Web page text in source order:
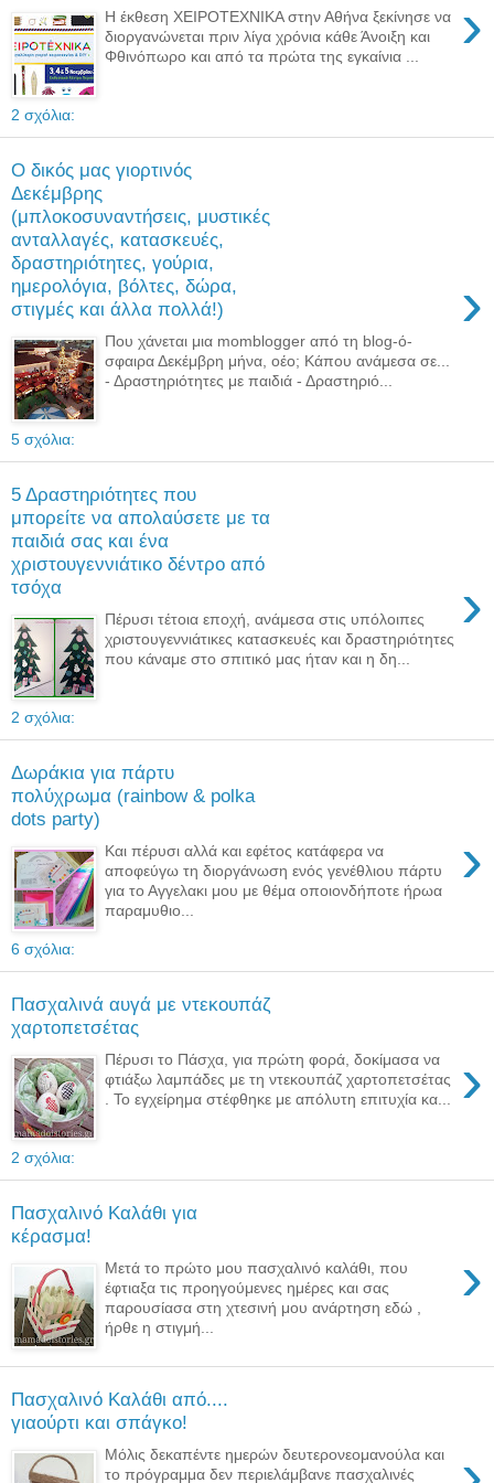
›
Η έκθεση ΧΕΙΡΟΤΕΧΝΙΚΑ στην Αθήνα ξεκίνησε να
διοργανώνεται πριν λίγα χρόνια κάθε Άνοιξη και
Φθινόπωρο και από τα πρώτα της εγκαίνια ...
2 σχόλια:
Ο δικός μας γιορτινός
Δεκέμβρης
(μπλοκοσυναντήσεις, μυστικές
ανταλλαγές, κατασκευές,
δραστηριότητες, γούρια,
ημερολόγια, βόλτες, δώρα,
στιγμές και άλλα πολλά!)
›
Που χάνεται μια momblogger από τη blog-ό-
σφαιρα Δεκέμβρη μήνα, οέο; Κάπου ανάμεσα σε...
- Δραστηριότητες με παιδιά - Δραστηριό...
5 σχόλια:
5 Δραστηριότητες που
μπορείτε να απολαύσετε με τα
παιδιά σας και ένα
χριστουγεννιάτικο δέντρο από
τσόχα
›
Πέρυσι τέτοια εποχή, ανάμεσα στις υπόλοιπες
χριστουγεννιάτικες κατασκευές και δραστηριότητες
που κάναμε στο σπιτικό μας ήταν και η δη...
2 σχόλια:
Δωράκια για πάρτυ
πολύχρωμα (rainbow & polka
dots party)
›
Και πέρυσι αλλά και εφέτος κατάφερα να
αποφεύγω τη διοργάνωση ενός γενέθλιου πάρτυ
για το Αγγελακι μου με θέμα οποιονδήποτε ήρωα
παραμυθιο...
6 σχόλια:
Πασχαλινά αυγά με ντεκουπάζ
χαρτοπετσέτας
›
Πέρυσι το Πάσχα, για πρώτη φορά, δοκίμασα να
φτιάξω λαμπάδες με τη ντεκουπάζ χαρτοπετσέτας
. Το εγχείρημα στέφθηκε με απόλυτη επιτυχία κα...
2 σχόλια:
Πασχαλινό Καλάθι για
κέρασμα!
›
Μετά το πρώτο μου πασχαλινό καλάθι, που
έφτιαξα τις προηγούμενες ημέρες και σας
παρουσίασα στη χτεσινή μου ανάρτηση εδώ ,
ήρθε η στιγμή...
Πασχαλινό Καλάθι από....
γιαούρτι και σπάγκο!
Μόλις δεκαπέντε ημερών δευτερονεομανούλα και
το πρόγραμμα δεν περιελάμβανε πασχαλινές